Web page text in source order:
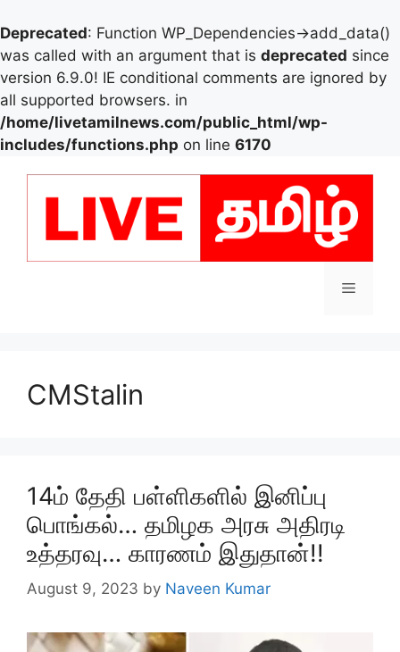
Deprecated: Function WP_Dependencies->add_data()
was called with an argument that is deprecated since
version 6.9.0! IE conditional comments are ignored by
all supported browsers. in
/home/livetamilnews.com/public_html/wp-
includes/functions.php on line 6170
Menu
CMStalin
14ம் தேதி பள்ளிகளில் இனிப்பு
பொங்கல்… தமிழக அரசு அதிரடி
உத்தரவு… காரணம் இதுதான்!!
August 9, 2023 by Naveen Kumar